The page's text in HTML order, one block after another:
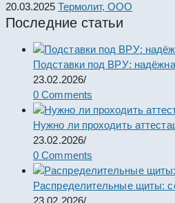
20.03.2025 Термолит, ООО
Последние статьи
Подставки под ВРУ:
23.02.2026/
0 Comments
Нужно ли проходить
23.02.2026/
0 Comments
Распределительные щиты: